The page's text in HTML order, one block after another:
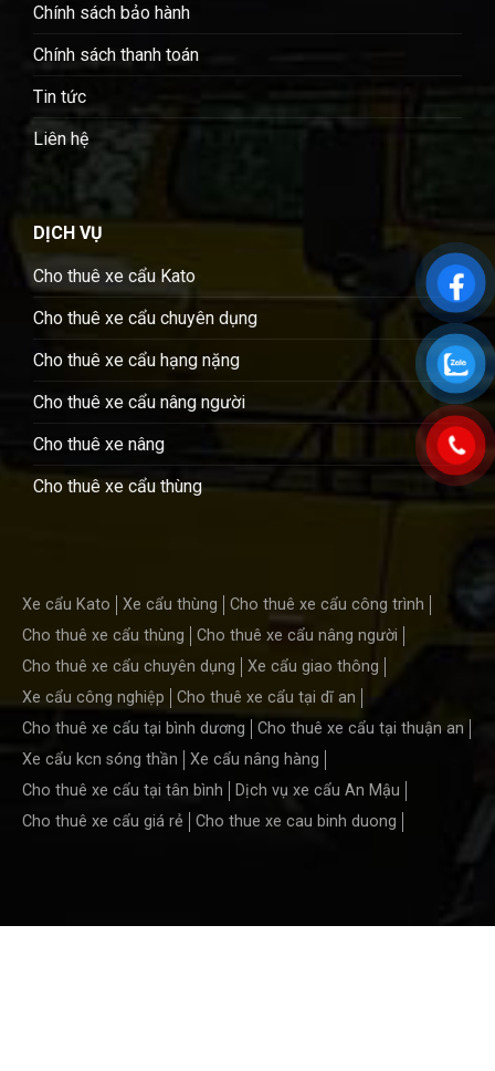
Chính sách bảo hành
Chính sách thanh toán
Tin tức
Liên hệ
DỊCH VỤ
Cho thuê xe cẩu Kato
Cho thuê xe cẩu chuyên dụng
Cho thuê xe cẩu hạng nặng
Cho thuê xe cẩu nâng người
Cho thuê xe nâng
Cho thuê xe cẩu thùng
Xe cẩu Kato Xe cẩu thùng
Cho thuê xe cẩu công trình
Cho thuê xe cẩu thùng
Cho thuê xe cẩu nâng người
Cho thuê xe cẩu chuyên dụng
Xe cẩu giao thông
Xe cẩu công nghiệp
Cho thuê xe cẩu tại dĩ an
Cho thuê xe cẩu tại bình dương
Cho thuê xe cẩu tại thuận an
Xe cẩu kcn sóng thần
Xe cẩu nâng hàng
Cho thuê xe cẩu tại tân bình
Dịch vụ xe cẩu An Mậu
Cho thuê xe cẩu giá rẻ
Cho thue xe cau binh duong